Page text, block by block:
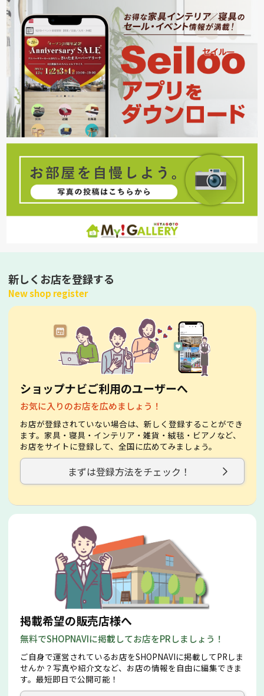
新しくお店を登録する
New shop register
ショップナビご利用のユーザーへ
お気に入りのお店を広めましょう！
お店が登録されていない場合は、新しく登録することができ
ます。家具・寝具・インテリア・雑貨・絨毯・ビアノなど、
お店をサイトに登録して、全国に広めてみましょう。
まずは登録方法をチェック！
掲載希望の販売店様へ
無料でSHOPNAVIに掲載してお店をPRしましょう！
ご自身で運営されているお店をSHOPNAVIに掲載してPRしま
せんか？写真や紹介文など、お店の情報を自由に編集できま
す。最短即日で公開可能！